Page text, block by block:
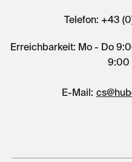
Telefon: +43
Erreichbarkeit: Mo - Do
9:00
E-Mail: